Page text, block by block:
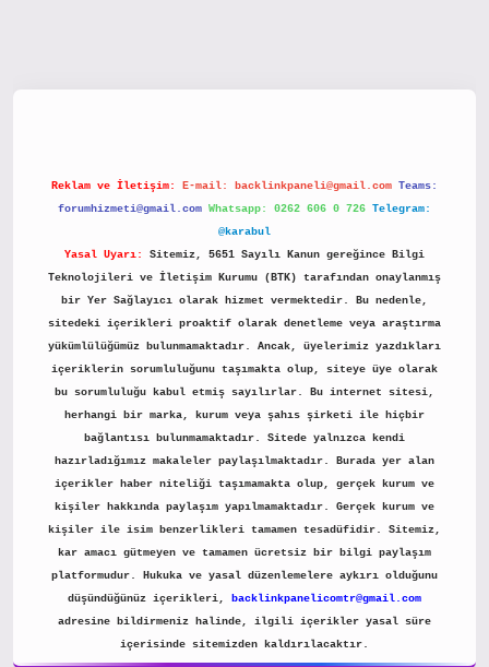
Reklam ve İletişim: E-mail: backlinkpaneli@gmail.com Teams:
forumhizmeti@gmail.com Whatsapp: 0262 606 0 726 Telegram:
@karabul
Yasal Uyarı:
Sitemiz, 5651 Sayılı Kanun gereğince Bilgi
Teknolojileri ve İletişim Kurumu (BTK) tarafından onaylanmış
bir Yer Sağlayıcı olarak hizmet vermektedir. Bu nedenle,
sitedeki içerikleri proaktif olarak denetleme veya araştırma
yükümlülüğümüz bulunmamaktadır. Ancak, üyelerimiz yazdıkları
içeriklerin sorumluluğunu taşımakta olup, siteye üye olarak
bu sorumluluğu kabul etmiş sayılırlar. Bu internet sitesi,
herhangi bir marka, kurum veya şahıs şirketi ile hiçbir
bağlantısı bulunmamaktadır. Sitede yalnızca kendi
hazırladığımız makaleler paylaşılmaktadır. Burada yer alan
içerikler haber niteliği taşımamakta olup, gerçek kurum ve
kişiler hakkında paylaşım yapılmamaktadır. Gerçek kurum ve
kişiler ile isim benzerlikleri tamamen tesadüfidir. Sitemiz,
kar amacı gütmeyen ve tamamen ücretsiz bir bilgi paylaşım
platformudur. Hukuka ve yasal düzenlemelere aykırı olduğunu
düşündüğünüz içerikleri,
backlinkpanelicomtr@gmail.com
adresine bildirmeniz halinde, ilgili içerikler yasal süre
içerisinde sitemizden kaldırılacaktır.